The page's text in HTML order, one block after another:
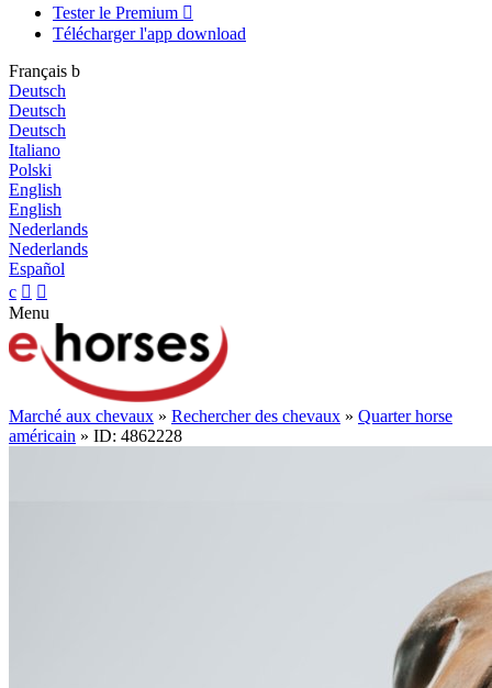
Tester le Premium 
Télécharger l'app download
Français b
Deutsch
Deutsch
Deutsch
Italiano
Polski
English
English
Nederlands
Nederlands
Español
c  
Menu
Marché aux chevaux » Rechercher des chevaux » Quarter horse
américain » ID: 4862228